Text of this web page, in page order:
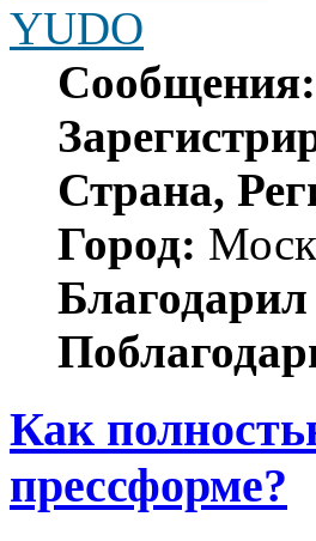
YUDO
Сообщения:
Страна,
Город:
Как
прессформе?